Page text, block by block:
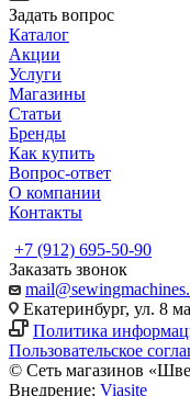
Задать вопрос
Каталог
Акции
Услуги
Магазины
Статьи
Бренды
Как купить
Вопрос-ответ
О компании
Контакты
+7 (912) 695-50-90
Заказать звонок
Екатеринбург, ул. 8
Политика
Пользовательское
© Сеть магазинов
Внедрение: Viasite